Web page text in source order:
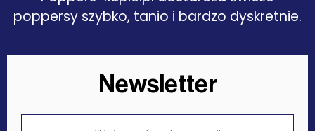
poppersy szybko, tanio i bardzo dyskretnie.
Newsletter